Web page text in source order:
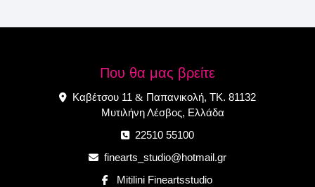
Που θα μας βρείτε
Καβέτσου 11 &Παπανικολή, ΤΚ. 81132
Μυτιλήνη Λέσβος, Ελλάδα
22510 55100
finearts_studio@hotmail.gr
Mitilini Fineartsstudio